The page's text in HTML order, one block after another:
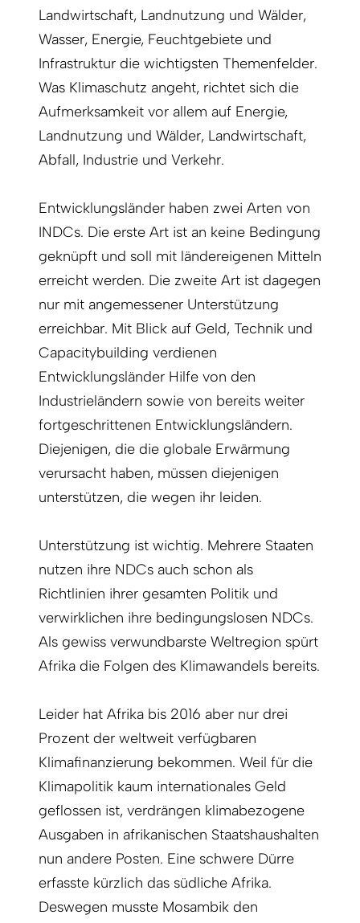
Landwirtschaft, Landnutzung und Wälder,
Wasser, Energie, Feuchtgebiete und
Infrastruktur die wichtigsten Themenfelder.
Was Klimaschutz angeht, richtet sich die
Aufmerksamkeit vor allem auf Energie,
Landnutzung und Wälder, Landwirtschaft,
Abfall, Industrie und Verkehr.
Entwicklungsländer haben zwei Arten von
INDCs. Die erste Art ist an keine Bedingung
geknüpft und soll mit ländereigenen Mitteln
erreicht werden. Die zweite Art ist dagegen
nur mit angemessener Unterstützung
erreichbar. Mit Blick auf Geld, Technik und
Capacitybuilding verdienen
Entwicklungsländer Hilfe von den
Industrieländern sowie von bereits weiter
fortgeschrittenen Entwicklungsländern.
Diejenigen, die die globale Erwärmung
verursacht haben, müssen diejenigen
unterstützen, die wegen ihr leiden.
Unterstützung ist wichtig. Mehrere Staaten
nutzen ihre NDCs auch schon als
Richtlinien ihrer gesamten Politik und
verwirklichen ihre bedingungslosen NDCs.
Als gewiss verwundbarste Weltregion spürt
Afrika die Folgen des Klimawandels bereits.
Leider hat Afrika bis 2016 aber nur drei
Prozent der weltweit verfügbaren
Klimafinanzierung bekommen. Weil für die
Klimapolitik kaum internationales Geld
geflossen ist, verdrängen klimabezogene
Ausgaben in afrikanischen Staatshaushalten
nun andere Posten. Eine schwere Dürre
erfasste kürzlich das südliche Afrika.
Deswegen musste Mosambik den